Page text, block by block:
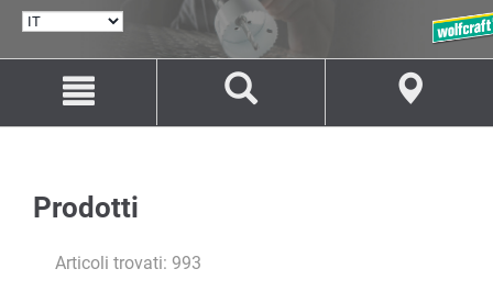
SELEZIONA
contenuto
navigazione
Prodotti
Articoli trovati: 993